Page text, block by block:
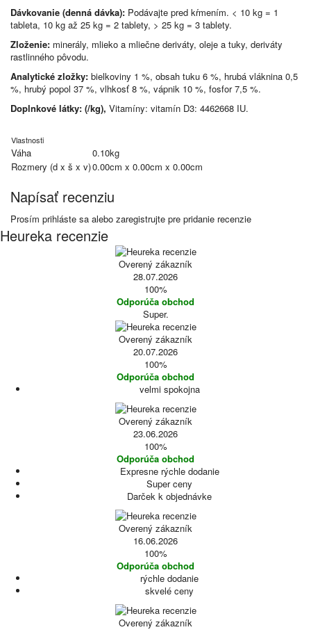
Dávkovanie (denná dávka): Podávajte pred kŕmením. < 10 kg = 1
tableta, 10 kg až 25 kg = 2 tablety, > 25 kg = 3 tablety.
Zloženie: minerály, mlieko a mliečne deriváty, oleje a tuky, deriváty
rastlinného pôvodu.
Analytické zložky: bielkoviny 1 %, obsah tuku 6 %, hrubá vláknina 0,5
%, hrubý popol 37 %, vlhkosť 8 %, vápnik 10 %, fosfor 7,5 %.
Doplnkové látky: (/kg), Vitamíny: vitamín D3: 4462668 IU.
Vlastnosti
Váha
0.10kg
Rozmery (d x š x v)0.00cm x 0.00cm x 0.00cm
Napísať recenziu
Prosím prihláste sa alebo zaregistrujte pre pridanie recenzie
Heureka recenzie
Overený zákazník
28.07.2026
100%
Odporúča obchod
Super.
Overený zákazník
20.07.2026
100%
Odporúča obchod
velmi spokojna
Overený zákazník
23.06.2026
100%
Odporúča obchod
Expresne rýchle dodanie
Super ceny
Darček k objednávke
Overený zákazník
16.06.2026
100%
Odporúča obchod
rýchle dodanie
skvelé ceny
Overený zákazník